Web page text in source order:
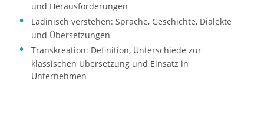
und Herausforderungen
Ladinisch verstehen: Sprache, Geschichte, Dialekte
und Übersetzungen
Transkreation: Definition, Unterschiede zur
klassischen Übersetzung und Einsatz in
Unternehmen